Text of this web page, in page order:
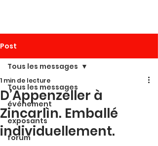
Post
Tous les messages
événement
exposants
forum
Tous les messages
D’Appenzeller à
Zincarlìn. Emballé
individuellement.
1 min de lecture